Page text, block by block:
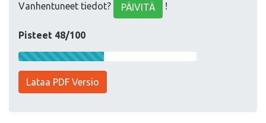
Vanhentuneet tiedot? PÄIVITÄ !
Pisteet 48/100
Lataa PDF Versio